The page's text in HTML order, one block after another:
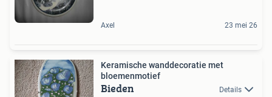
Axel 23 mei 26
Keramische wanddecoratie met
bloemenmotief
Bieden Details